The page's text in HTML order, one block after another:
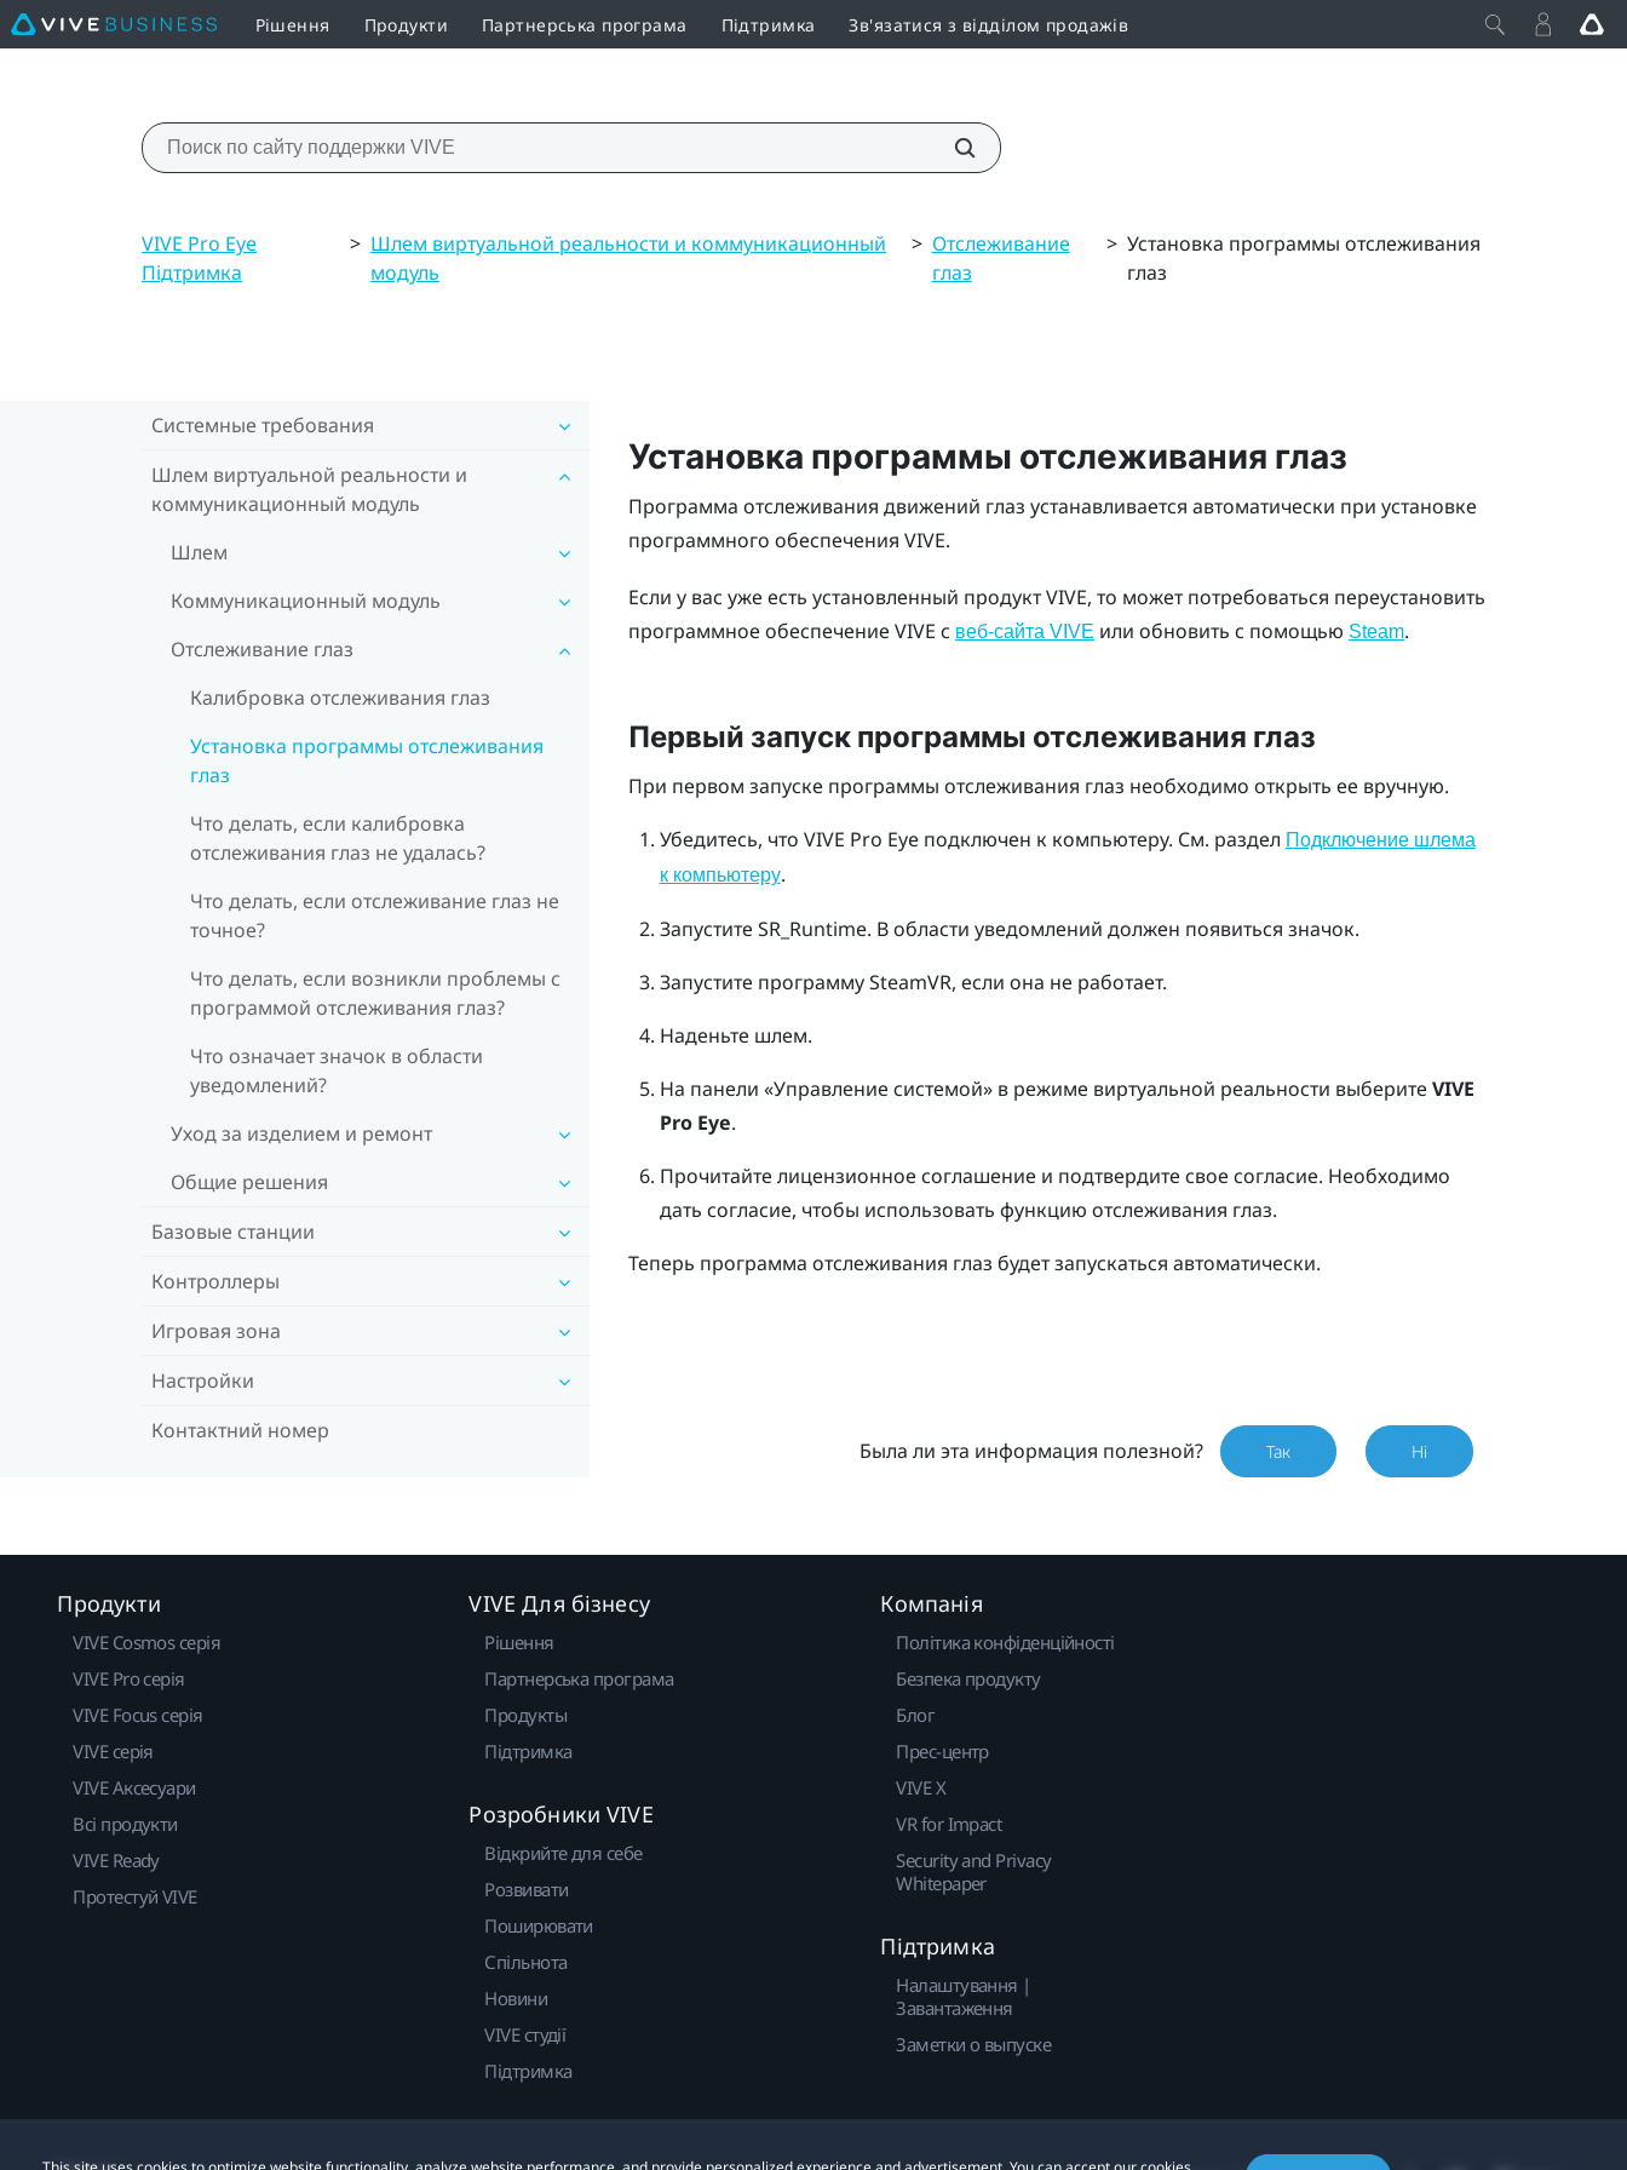
Рішення Продукти Партнерська програма Підтримка Зв'язатися з відділом продажів
VIVE Pro Eye
Підтримка
> Шлем виртуальной реальности и коммуникационный
модуль
> Отслеживание
глаз
> Установка программы отслеживания
глаз
Системные требования
Шлем виртуальной реальности и
коммуникационный модуль
Шлем
Коммуникационный модуль
Отслеживание глаз
Калибровка отслеживания глаз
Установка программы отслеживания
глаз
Что делать, если калибровка
отслеживания глаз не удалась?
Что делать, если отслеживание глаз не
точное?
Что делать, если возникли проблемы с
программой отслеживания глаз?
Что означает значок в области
уведомлений?
Уход за изделием и ремонт
Общие решения
Базовые станции
Контроллеры
Игровая зона
Настройки
Контактний номер
Установка программы отслеживания глаз
Программа отслеживания движений глаз устанавливается автоматически при установке
программного обеспечения VIVE.
Если у вас уже есть установленный продукт VIVE, то может потребоваться переустановить
программное обеспечение VIVE с веб-сайта VIVE или обновить с помощью Steam.
Первый запуск программы отслеживания глаз
При первом запуске программы отслеживания глаз необходимо открыть ее вручную.
Убедитесь, что VIVE Pro Eyeподключен к компьютеру. См. раздел Подключение шлема
к компьютеру.
Запустите SR_Runtime. В области уведомлений должен появиться значок.
Запустите программуSteamVR, если она не работает.
Наденьте шлем.
На панели «Управление системой» в режиме виртуальной реальности выберите VIVE
Pro Eye.
Прочитайте лицензионное соглашение и подтвердите свое согласие. Необходимо
дать согласие, чтобы использовать функцию отслеживания глаз.
Теперь программа отслеживания глаз будет запускаться автоматически.
Была ли эта информация полезной? Так Ні
Продукти
VIVE Cosmos серія
VIVE Pro серія
VIVE Focus серія
VIVE серія
VIVE Аксесуари
Всі продукти
VIVE Ready
Протестуй VIVE
VIVE Для бізнесу
Рішення
Партнерська програма
Продукты
Підтримка
Розробники VIVE
Відкрийте для себе
Розвивати
Поширювати
Спільнота
Новини
VIVE студії
Підтримка
Компанія
Політика конфіденційності
Безпека продукту
Блог
Прес-центр
VIVE X
VR for Impact
Security and Privacy
Whitepaper
Підтримка
Налаштування |
Завантаження
Заметки о выпуске